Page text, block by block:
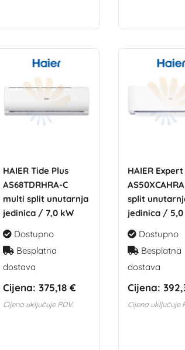
HAIER Tide Plus
AS68TDRHRA-C
multi split unutarnja
jedinica / 7,0 kW
Dostupno
Besplatna
dostava
Cijena: 375,18 €
Cijena uključuje PDV.
HAIER Expert
split
jedinica / 5,0
Dostupno
Besplatna
dostava
Cijena:
Cijena uključuje